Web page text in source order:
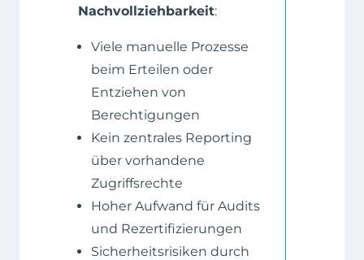
Nachvollziehbarkeit:
Viele manuelle Prozesse
beim Erteilen oder
Entziehen von
Berechtigungen
Kein zentrales Reporting
über vorhandene
Zugriffsrechte
Hoher Aufwand für Audits
und Rezertifizierungen
Sicherheitsrisiken durch